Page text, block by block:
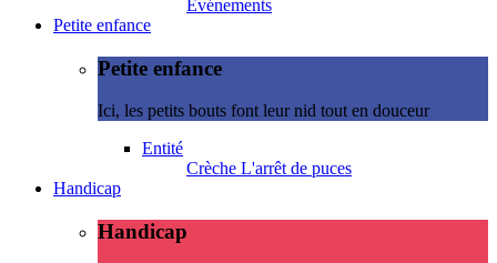
Evénements
Petite enfance
Petite enfance
Ici, les petits bouts font leur nid tout en douceur
Entité
Crèche L'arrêt de puces
Handicap
Handicap